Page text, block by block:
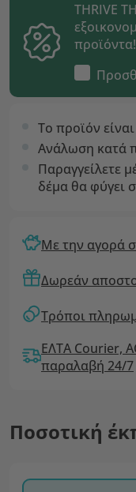
THRIVE
προϊόντα!
Το προϊόν είναι
Ανάλωση κατά
Παραγγείλετε
δέμα θα φύγει
Με την αγορά
Δωρεάν
Τρόποι
ΕΛΤΑ Courier,
παραλαβή 24/7
Ποσοτική